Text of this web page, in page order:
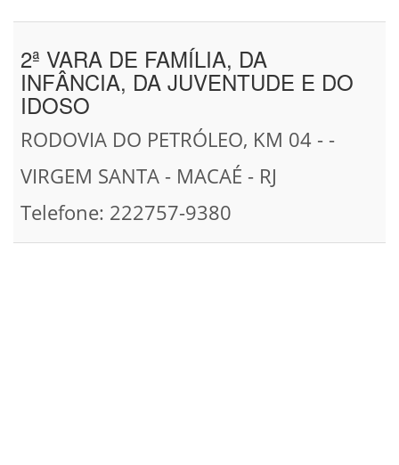
2ª VARA DE FAMÍLIA, DA
INFÂNCIA, DA JUVENTUDE E DO
IDOSO
RODOVIA DO PETRÓLEO, KM 04 - -
VIRGEM SANTA - MACAÉ - RJ
Telefone: 222757-9380